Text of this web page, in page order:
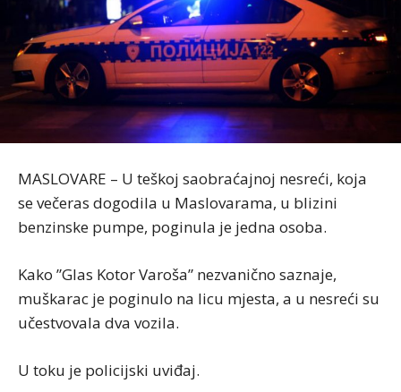
MASLOVARE – U teškoj saobraćajnoj nesreći, koja
se večeras dogodila u Maslovarama, u blizini
benzinske pumpe, poginula je jedna osoba.
Kako ”Glas Kotor Varoša” nezvanično saznaje,
muškarac je poginulo na licu mjesta, a u nesreći su
učestvovala dva vozila.
U toku je policijski uviđaj.